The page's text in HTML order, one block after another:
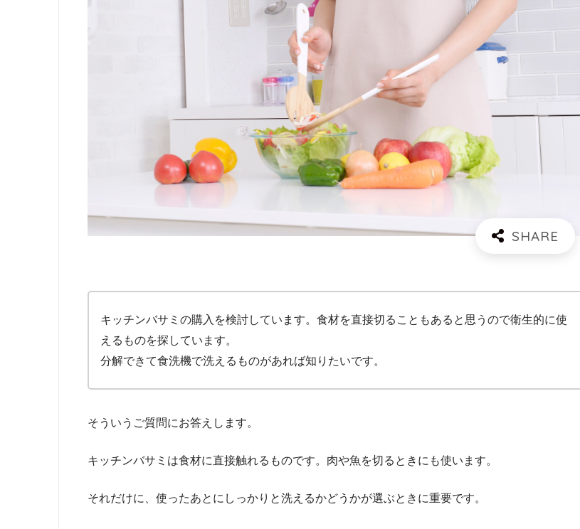
キッチンバサミの購入を検討しています。食材を直接切ることもあると思うので衛生的に使
えるものを探しています。
分解できて食洗機で洗えるものがあれば知りたいです。
そういうご質問にお答えします。
キッチンバサミは食材に直接触れるものです。肉や魚を切るときにも使います。
それだけに、使ったあとにしっかりと洗えるかどうかが選ぶときに重要です。